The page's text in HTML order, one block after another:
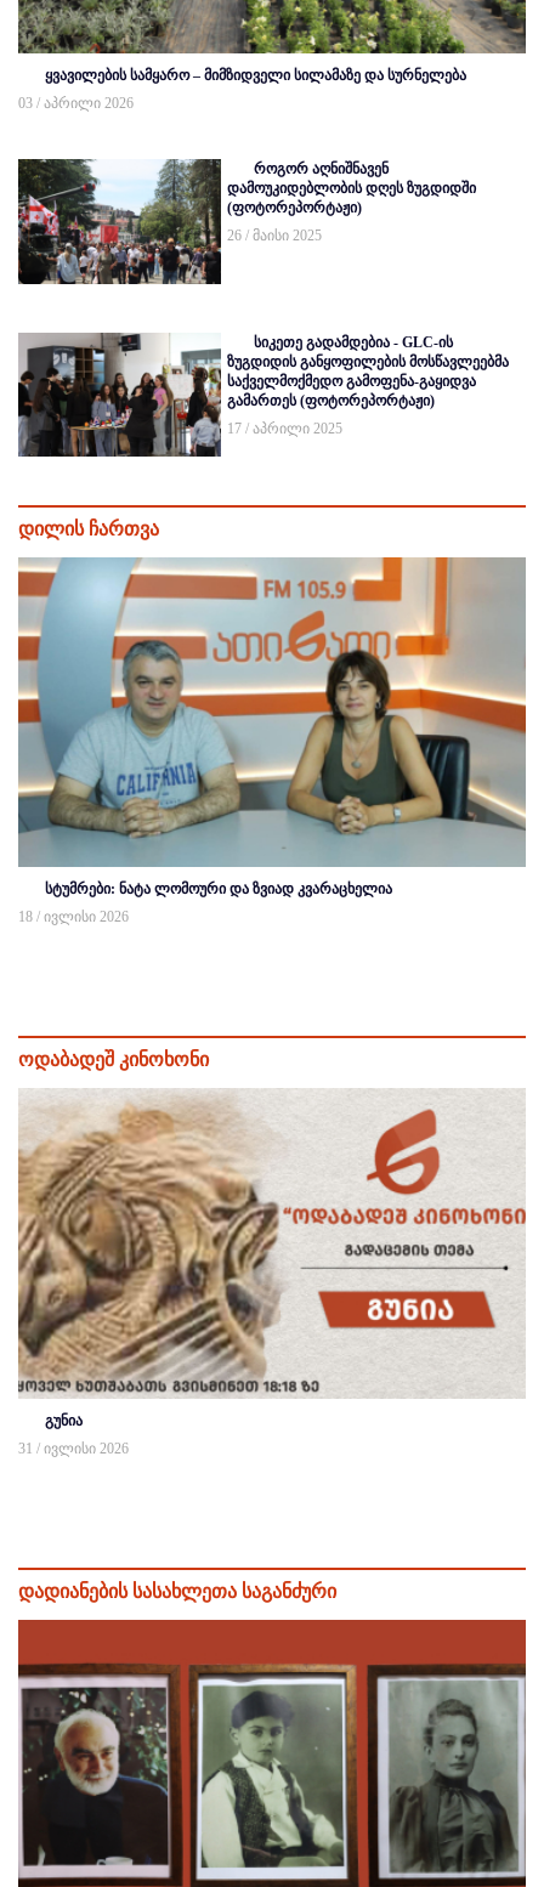
ყვავილების სამყარო – მიმზიდველი სილამაზე და სურნელება
03 / აპრილი 2026
როგორ აღნიშნავენ
დამოუკიდებლობის დღეს ზუგდიდში
(ფოტორეპორტაჟი)
26 / მაისი 2025
სიკეთე გადამდებია - GLC-ის
ზუგდიდის განყოფილების მოსწავლეებმა
საქველმოქმედო გამოფენა-გაყიდვა
გამართეს (ფოტორეპორტაჟი)
17 / აპრილი 2025
დილის ჩართვა
სტუმრები: ნატა ლომოური და ზვიად კვარაცხელია
18 / ივლისი 2026
ოდაბადეშ კინოხონი
გუნია
31 / ივლისი 2026
დადიანების სასახლეთა საგანძური